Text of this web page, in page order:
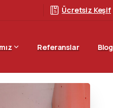
Ücretsiz Keşif
Referanslar Blog